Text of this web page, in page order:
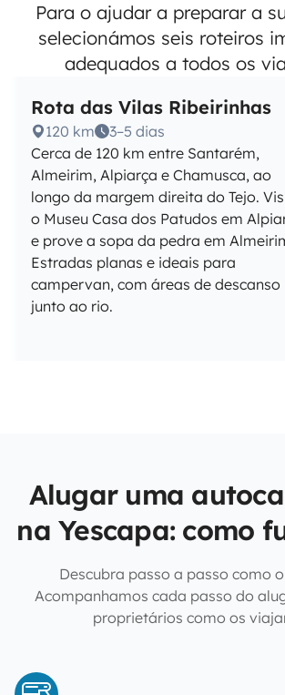
Para o ajudar a preparar a
selecionámos seis roteiros
adequados a todos os
Rota das Vilas Ribeirinhas
120 km
3–5 dias
Cerca de 120 km entre Santarém,
Almeirim, Alpiarça e Chamusca, ao
longo da margem direita do Tejo.
o Museu Casa dos Patudos em
e prove a sopa da pedra em
Estradas planas e ideais para
campervan, com áreas de descanso
junto ao rio.
Alugar uma
na Yescapa: como
Descubra passo a passo como
Acompanhamos cada passo do
proprietários como os